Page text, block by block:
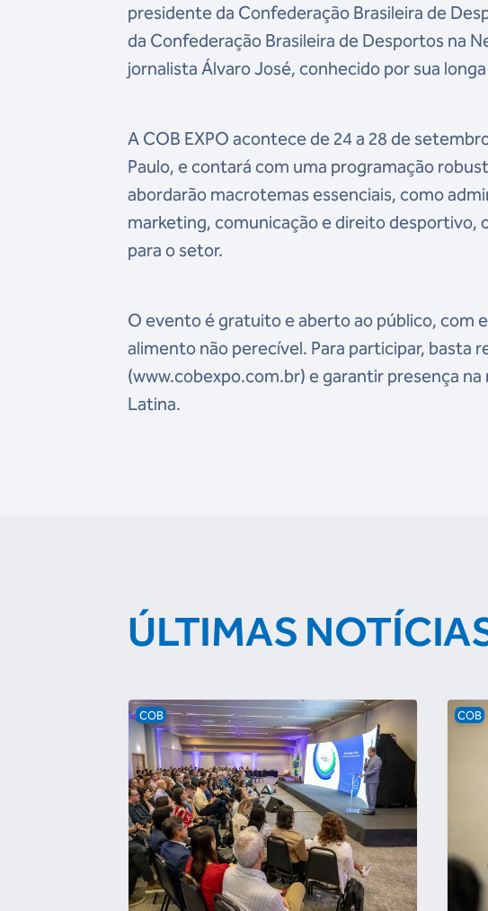
presidente da Confederação Brasileira de
da Confederação Brasileira de Desportos na
jornalista Álvaro José, conhecido por sua
A COB EXPO acontece de 24 a 28 de
Paulo, e contará com uma programação
abordarão macrotemas essenciais, como
marketing, comunicação e direito desportivo,
para o setor.
O evento é gratuito e aberto ao público, com
alimento não perecível. Para participar, basta
(www.cobexpo.com.br) e garantir presença
Latina.
ÚLTIMAS
COB COB